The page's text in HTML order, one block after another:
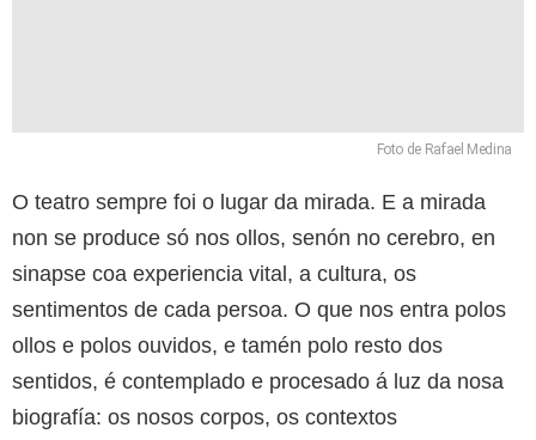
Foto de Rafael Medina
O teatro sempre foi o lugar da mirada. E a mirada
non se produce só nos ollos, senón no cerebro, en
sinapse coa experiencia vital, a cultura, os
sentimentos de cada persoa. O que nos entra polos
ollos e polos ouvidos, e tamén polo resto dos
sentidos, é contemplado e procesado á luz da nosa
biografía: os nosos corpos, os contextos